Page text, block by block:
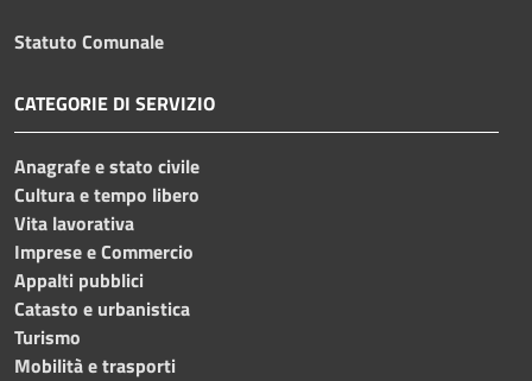
Statuto Comunale
CATEGORIE DI SERVIZIO
Anagrafe e stato civile
Cultura e tempo libero
Vita lavorativa
Imprese e Commercio
Appalti pubblici
Catasto e urbanistica
Turismo
Mobilità e trasporti